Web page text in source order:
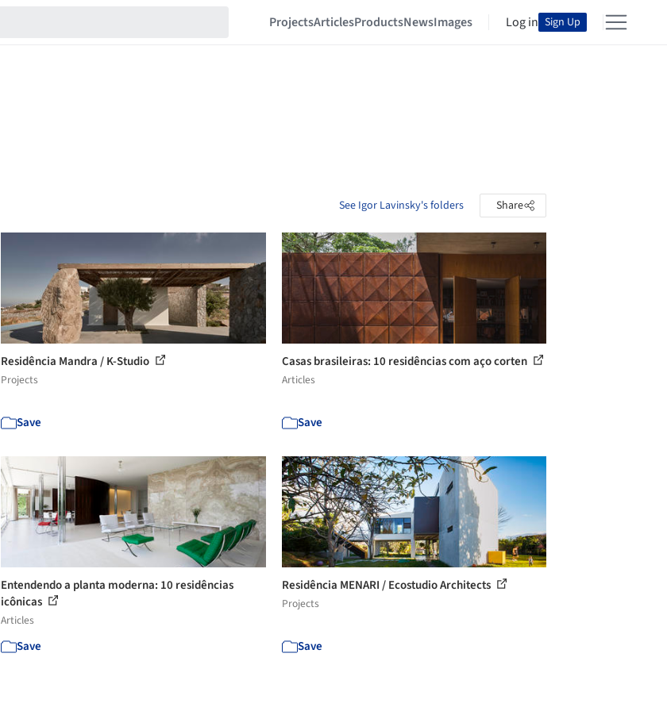
ProjectsArticlesProductsNewsImages Log in Sign Up
See Igor Lavinsky's folders Share
Residência Mandra / K-Studio
Projects
Save
Casas brasileiras: 10 residências com aço corten
Articles
Save
Entendendo a planta moderna: 10 residências
icônicas
Articles
Save
Residência MENARI / Ecostudio Architects
Projects
Save